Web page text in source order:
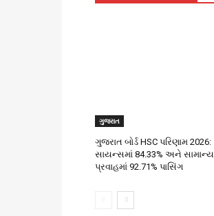
ગુજરાત
ગુજરાત બોર્ડ HSC પરિણામ 2026:
સાયન્સમાં 84.33% અને સામાન્ય
પ્રવાહમાં 92.71% પાસિંગ